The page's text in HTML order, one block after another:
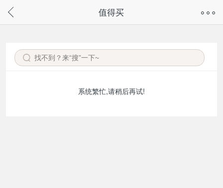
请通过微信或支付宝搜“奇兔客小程序”访问
值得买
系统繁忙,请稍后再试!